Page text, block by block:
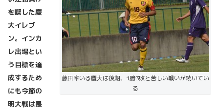
藤田率いる慶大は後期、1勝3敗と苦しい戦いが続いてい
る
を喫した慶
大イレブ
ン。インカ
レ出場とい
う目標を達
成するため
にも今節の
明大戦は是